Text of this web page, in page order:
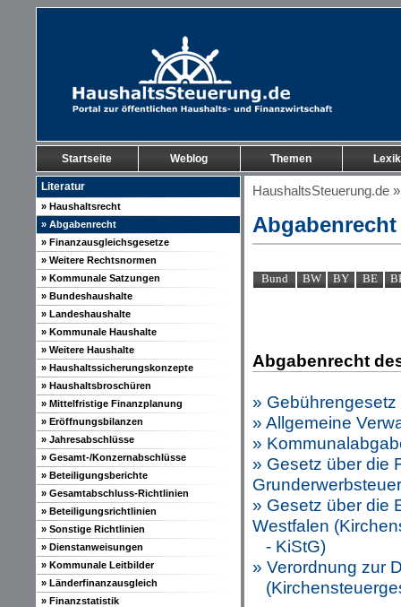
Startseite Weblog Themen
Literatur
» Haushaltsrecht
» Abgabenrecht
» Finanzausgleichsgesetze
» Weitere Rechtsnormen
» Kommunale Satzungen
» Bundeshaushalte
» Landeshaushalte
» Kommunale Haushalte
» Weitere Haushalte
» Haushaltssicherungskonzepte
» Haushaltsbroschüren
» Mittelfristige Finanzplanung
» Eröffnungsbilanzen
» Jahresabschlüsse
» Gesamt-/Konzernabschlüsse
» Beteiligungsberichte
» Gesamtabschluss-Richtlinien
» Beteiligungsrichtlinien
» Sonstige Richtlinien
» Dienstanweisungen
» Kommunale Leitbilder
» Länderfinanzausgleich
» Finanzstatistik
HaushaltsSteuerung.de
Bund BW BY BE
Abgabenrecht
»
» Allgemeine
»
» Gesetz über die
Grunderwerbsteuer
» Gesetz über die
Westfalen
- KiStG)
» Verordnung zur